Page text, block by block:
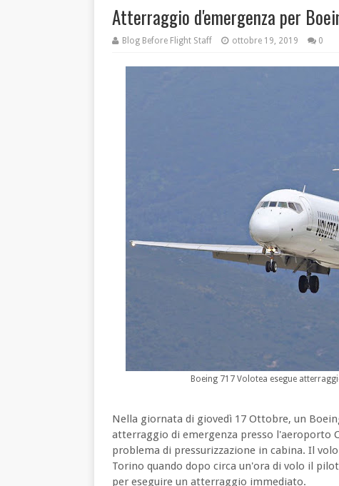
Atterraggio d'emergenza per
Blog Before Flight Staff ottobre 19, 2019 0
Boeing 717 Volotea esegue
Nella giornata di giovedì 17 Ottobre, un
atterraggio di emergenza presso l'aeroporto
problema di pressurizzazione in cabina. Il
Torino quando dopo circa un'ora di volo il
per eseguire un atterraggio immediato.